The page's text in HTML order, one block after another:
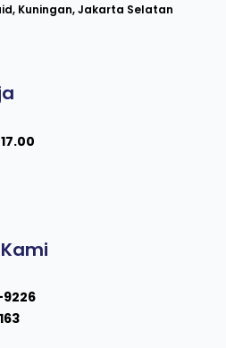
Kuningan, Jakarta Selatan